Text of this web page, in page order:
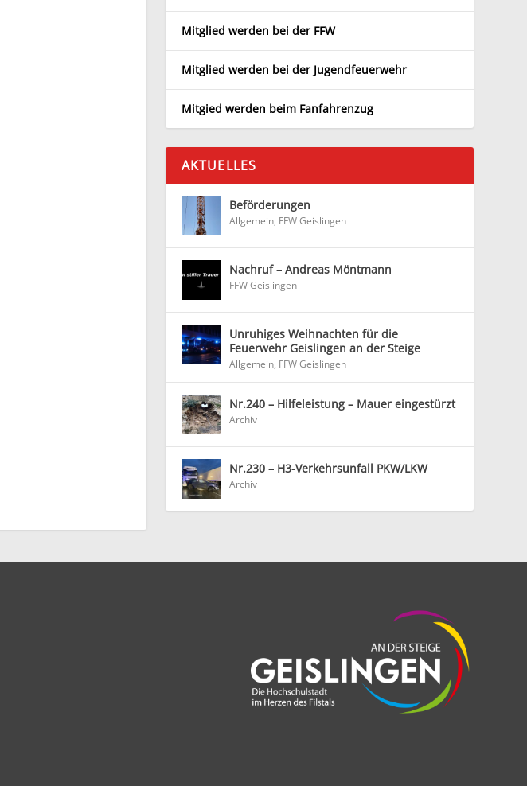
Mitglied werden bei der FFW
Mitglied werden bei der Jugendfeuerwehr
Mitgied werden beim Fanfahrenzug
AKTUELLES
Beförderungen
Allgemein, FFW Geislingen
Nachruf – Andreas Möntmann
FFW Geislingen
Unruhiges Weihnachten für die
Feuerwehr Geislingen an der Steige
Allgemein, FFW Geislingen
Nr.240 – Hilfeleistung – Mauer eingestürzt
Archiv
Nr.230 – H3-Verkehrsunfall PKW/LKW
Archiv